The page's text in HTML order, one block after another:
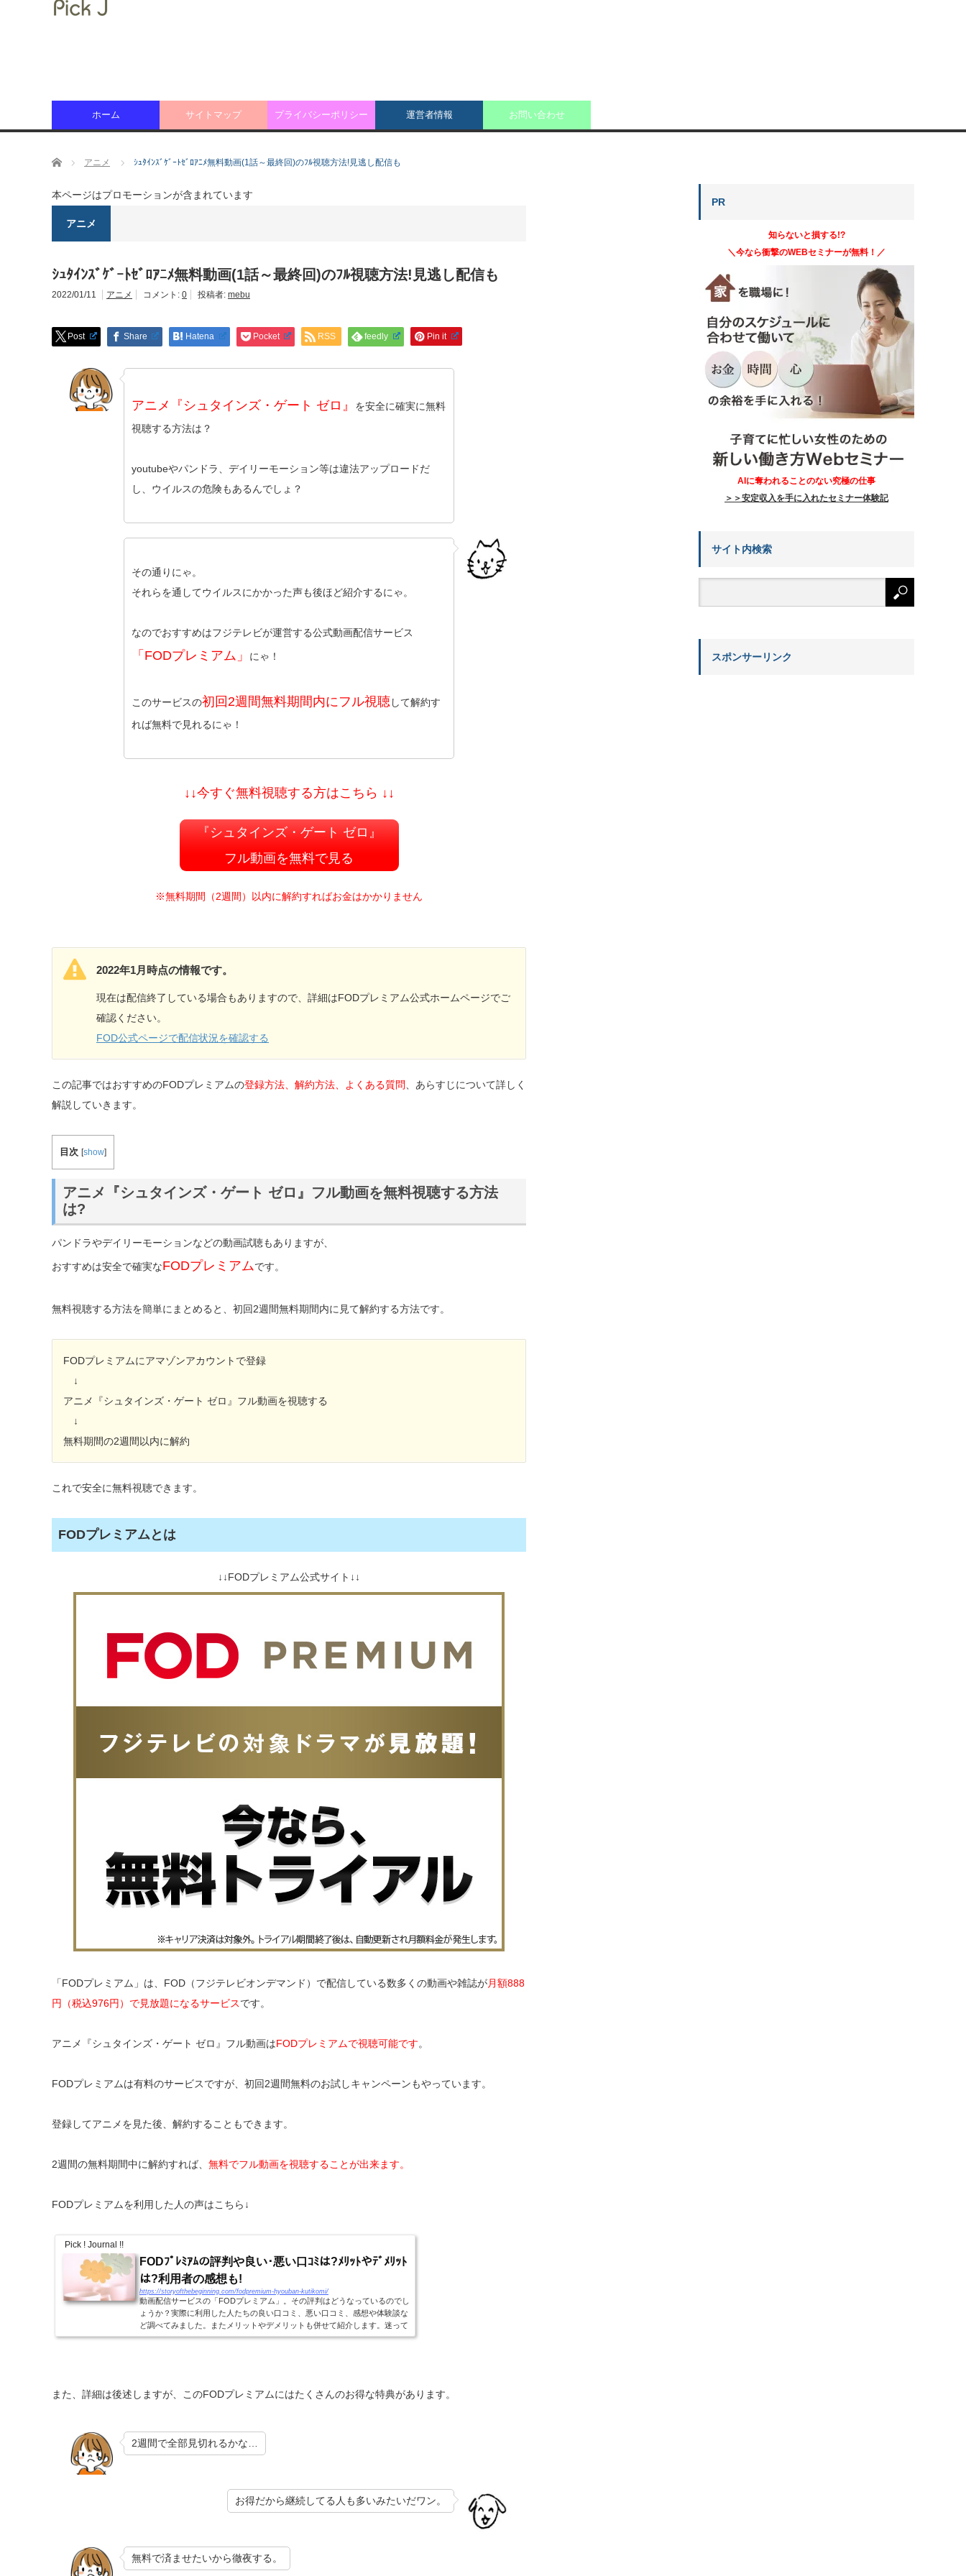
ホーム サイトマップ プライバシーポリシー 運営者情報 お問い合わせ
ホーム アニメ ｼｭﾀｲﾝｽﾞｹﾞｰﾄｾﾞﾛｱﾆﾒ無料動画(1話～最終回)のﾌﾙ視聴方法!見逃し配信も
本ページはプロモーションが含まれています
アニメ
ｼｭﾀｲﾝｽﾞｹﾞｰﾄｾﾞﾛｱﾆﾒ無料動画(1話～最終回)のﾌﾙ視聴方法!見逃し配信も
2022/01/11 アニメ コメント: 0 投稿者: mebu
Post Share Hatena Pocket RSS feedly Pin it
アニメ『シュタインズ・ゲート ゼロ』
を安全に確実に無料
視聴する方法は？
youtubeやパンドラ、デイリーモーション等は違法アップロードだ
し、ウイルスの危険もあるんでしょ？
その通りにゃ。
それらを通してウイルスにかかった声も後ほど紹介するにゃ。
なのでおすすめはフジテレビが運営する公式動画配信サービス
「FODプレミアム」 にゃ！
このサービスの初回2週間無料期間内にフル視聴して解約す
れば無料で見れるにゃ！
↓↓今すぐ無料視聴する方はこちら ↓↓
『シュタインズ・ゲート ゼロ』
フル動画を無料で見る
※無料期間（2週間）以内に解約すればお金はかかりません
2022年1月時点の情報です。
現在は配信終了している場合もありますので、詳細はFODプレミアム公式ホームページでご
確認ください。
FOD公式ページで配信状況を確認する
この記事ではおすすめのFODプレミアムの登録方法、解約方法、よくある質問
、あらすじについて詳しく
解説していきます。
目次 [show]
アニメ『シュタインズ・ゲート ゼロ』フル動画を無料視聴する方法
は?
パンドラやデイリーモーションなどの動画試聴もありますが、
おすすめは安全で確実なFODプレミアムです。
無料視聴する方法を簡単にまとめると、初回2週間無料期間内に見て解約する方法です。
FODプレミアムにアマゾンアカウントで登録
↓
アニメ『シュタインズ・ゲート ゼロ』フル動画を視聴する
↓
無料期間の2週間以内に解約
これで安全に無料視聴できます。
FODプレミアムとは
↓↓FODプレミアム公式サイト↓↓
「FODプレミアム」は、FOD（フジテレビオンデマンド）で配信している数多くの動画や雑誌が月額888
円（税込976円）で見放題になるサービスです。
アニメ『シュタインズ・ゲート ゼロ』フル動画はFODプレミアムで視聴可能です。
FODプレミアムは有料のサービスですが、初回2週間無料のお試しキャンペーンもやっています。
登録してアニメを見た後、解約することもできます。
2週間の無料期間中に解約すれば、 無料でフル動画を視聴することが出来ます。
FODプレミアムを利用した人の声はこちら↓
Pick ! Journal !!
FODﾌﾟﾚﾐｱﾑの評判や良い･悪い口ｺﾐは?ﾒﾘｯﾄやﾃﾞﾒﾘｯﾄ
は?利用者の感想も!
https://storyofthebeginning.com/fodpremium-hyouban-kutikomi/
動画配信サービスの「FODプレミアム」。その評判はどうなっているのでし
ょうか？実際に利用した人たちの良い口コミ、悪い口コミ、感想や体験談な
ど調べてみました。またメリットやデメリットも併せて紹介します。迷って
いる人はぜひ参考にしてみてください！FODプレ...
また、詳細は後述しますが、このFODプレミアムにはたくさんのお得な特典があります。
2週間で全部見切れるかな…
お得だから継続してる人も多いみたいだワン。
無料で済ませたいから徹夜する。
PR
知らないと損する!?
＼今なら衝撃のWEBセミナーが無料！／
AIに奪われることのない究極の仕事
＞＞安定収入を手に入れたセミナー体験記
サイト内検索
スポンサーリンク